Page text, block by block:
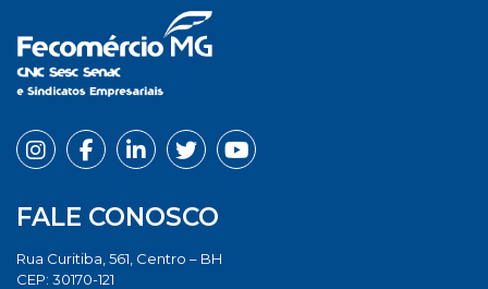
FALE CONOSCO
Rua Curitiba, 561, Centro – BH
CEP: 30170-121